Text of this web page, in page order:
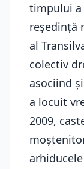
timpului a
reședință
al
colectiv
asociind
a locuit
2009,